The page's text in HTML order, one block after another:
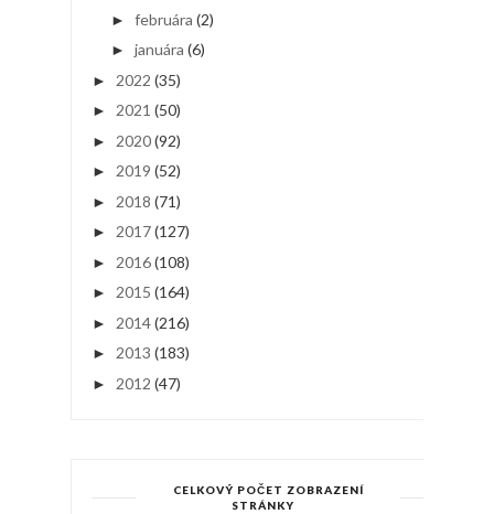
► februára (2)
► januára (6)
► 2022 (35)
► 2021 (50)
► 2020(92)
► 2019 (52)
► 2018 (71)
► 2017(127)
► 2016(108)
► 2015 (164)
► 2014(216)
► 2013 (183)
► 2012 (47)
CELKOVÝ POČET ZOBRAZENÍ
STRÁNKY